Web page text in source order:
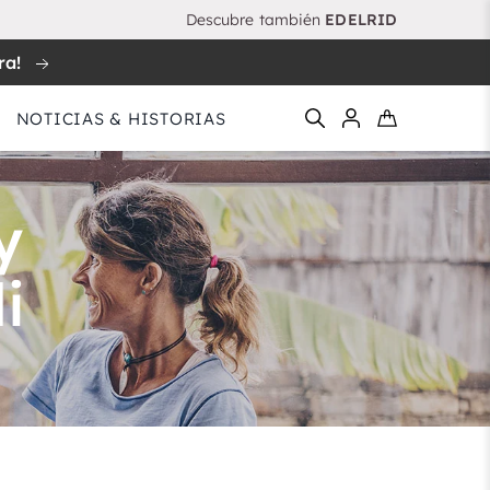
Descubre también EDELRID
NOTICIAS & HISTORIAS